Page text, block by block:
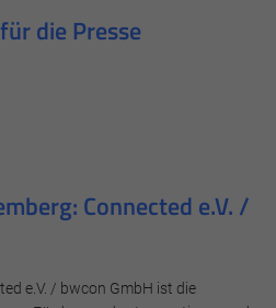
die Presse
Connected e.V. /
e.V. / bwcon GmbH ist die